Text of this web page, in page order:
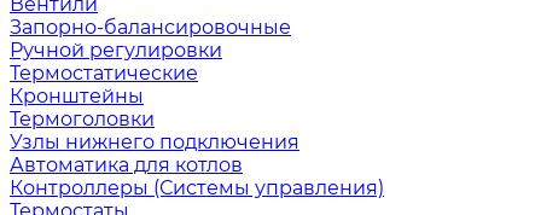
Запорно-балансировочные
Ручной регулировки
Термостатические
Кронштейны
Термоголовки
Узлы нижнего подключения
Автоматика для котлов
Контроллеры (Системы управления)